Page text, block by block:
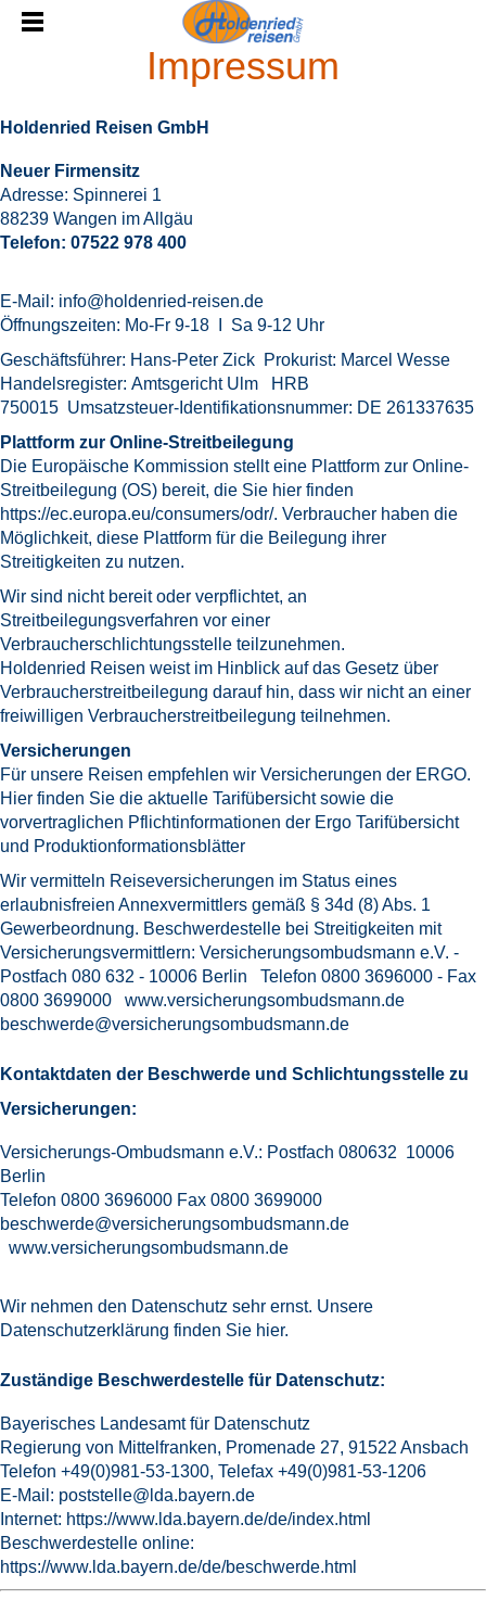
Impressum
Holdenried Reisen GmbH
Neuer Firmensitz
Adresse: Spinnerei 1
88239 Wangen im Allgäu
Telefon: 07522 978 400
E-Mail: info@holdenried-reisen.de
Öffnungszeiten: Mo-Fr 9-18 I Sa 9-12 Uhr
Geschäftsführer: Hans-Peter Zick Prokurist: Marcel Wesse
Handelsregister: Amtsgericht Ulm HRB
750015 Umsatzsteuer-Identifikationsnummer: DE 261337635
Plattform zur Online-Streitbeilegung
Die Europäische Kommission stellt eine Plattform zur Online-
Streitbeilegung (OS) bereit, die Sie hier finden
https://ec.europa.eu/consumers/odr/. Verbraucher haben die
Möglichkeit, diese Plattform für die Beilegung ihrer
Streitigkeiten zu nutzen.
Wir sind nicht bereit oder verpflichtet, an
Streitbeilegungsverfahren vor einer
Verbraucherschlichtungsstelle teilzunehmen.
Holdenried Reisen weist im Hinblick auf das Gesetz über
Verbraucherstreitbeilegung darauf hin, dass wir nicht an einer
freiwilligen Verbraucherstreitbeilegung teilnehmen.
Versicherungen
Für unsere Reisen empfehlen wir Versicherungen der ERGO.
Hier finden Sie die aktuelle Tarifübersicht sowie die
vorvertraglichen Pflichtinformationen der Ergo Tarifübersicht
und Produktionformationsblätter
Wir vermitteln Reiseversicherungen im Status eines
erlaubnisfreien Annexvermittlers gemäß § 34d (8) Abs. 1
Gewerbeordnung. Beschwerdestelle bei Streitigkeiten mit
Versicherungsvermittlern: Versicherungsombudsmann e.V. -
Postfach 080 632 - 10006 Berlin Telefon 0800 3696000 - Fax
0800 3699000 www.versicherungsombudsmann.de
beschwerde@versicherungsombudsmann.de
Kontaktdaten der Beschwerde und Schlichtungsstelle zu
Versicherungen:
Versicherungs-Ombudsmann e.V.: Postfach 080632 10006
Berlin
Telefon 0800 3696000 Fax 0800 3699000
beschwerde@versicherungsombudsmann.de
www.versicherungsombudsmann.de
Wir nehmen den Datenschutz sehr ernst. Unsere
Datenschutzerklärung finden Sie hier.
Zuständige Beschwerdestelle für Datenschutz:
Bayerisches Landesamt für Datenschutz
Regierung von Mittelfranken, Promenade 27, 91522 Ansbach
Telefon +49(0)981-53-1300, Telefax +49(0)981-53-1206
E-Mail: poststelle@lda.bayern.de
Internet: https://www.lda.bayern.de/de/index.html
Beschwerdestelle online:
https://www.lda.bayern.de/de/beschwerde.html